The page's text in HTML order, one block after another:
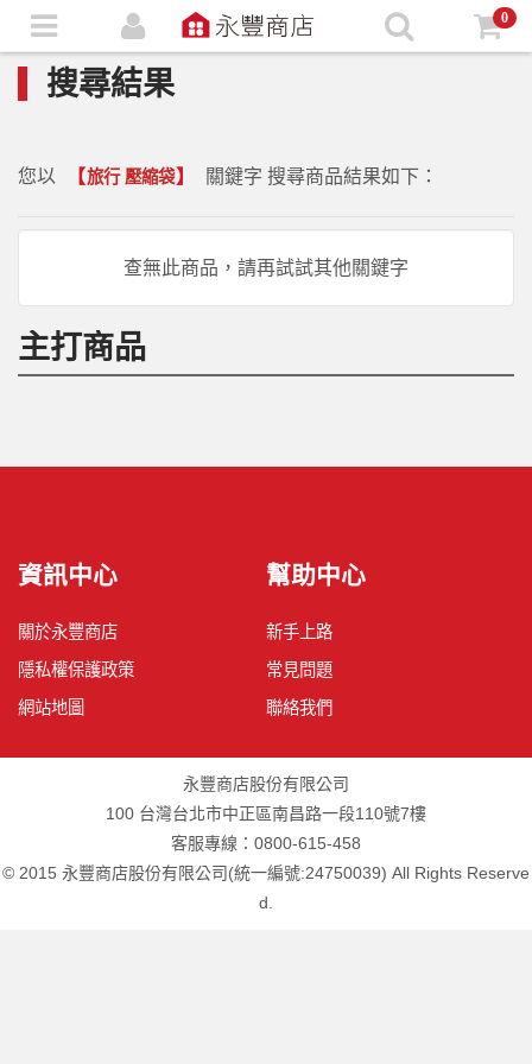
0
搜尋結果
您以 【旅行 壓縮袋】 關鍵字 搜尋商品結果如下：
查無此商品，請再試試其他關鍵字
主打商品
資訊中心
關於永豐商店
隱私權保護政策
網站地圖
幫助中心
新手上路
常見問題
聯絡我們
永豐商店股份有限公司
100 台灣台北市中正區南昌路一段110號7樓
客服專線：0800-615-458
© 2015 永豐商店股份有限公司(統一編號:24750039) All Rights Reserve
d.